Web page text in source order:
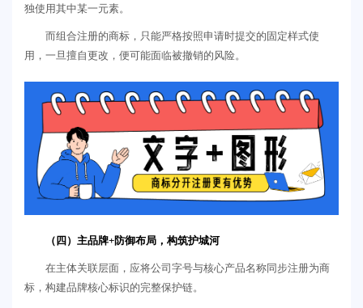
独使用其中某一元素。
而组合注册的商标，只能严格按照申请时提交的固定样式使
用，一旦擅自更改，便可能面临被撤销的风险。
（四）主品牌+防御布局，构筑护城河
在主体关联层面，应将公司字号与核心产品名称同步注册为商
标，构建品牌核心标识的完整保护链。